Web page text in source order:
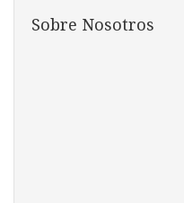
Sobre Nosotros